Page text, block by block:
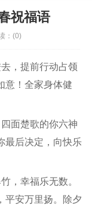
祝福语
： (0)
，提前行动占领
意！全家身体健
面楚歌的你六神
最后决定，向快乐
，幸福乐无数。
平安万里扬。除夕